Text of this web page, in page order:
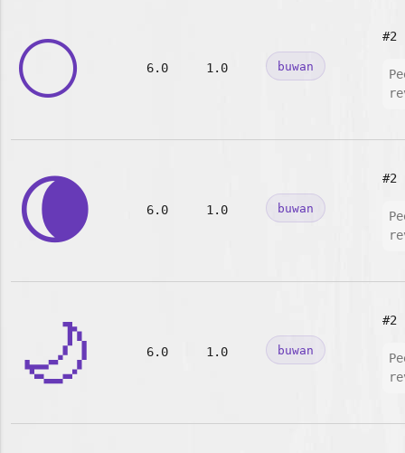
🌕 6.0 1.0 buwan
#2
🌘 6.0 1.0 buwan
#2
🌙 6.0 1.0 buwan
#2